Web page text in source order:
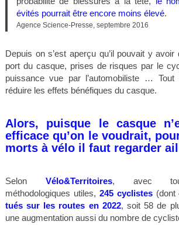
évités pourrait être encore moins élevé.
Agence Science-Presse, septembre 2016
Depuis on s’est aperçu qu’il pouvait y
port du casque, prises de risques par le
puissance vue par l’automobiliste … Tout
réduire les effets bénéfiques du casque.
Alors, puisque le casque
efficace qu’on le voudrait,
morts à vélo il faut regarder
Selon Vélo&Territoires, avec
méthodologiques utiles, 245 cyclistes(dont
tués sur les routes en 2022, soit 58 de
une augmentation aussi du nombre de